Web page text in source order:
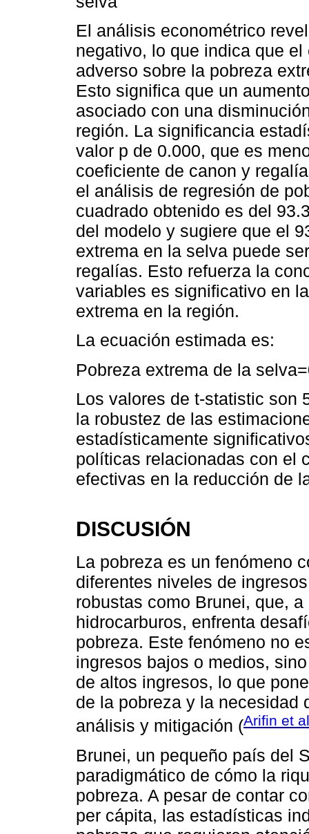
El análisis econométrico
negativo, lo que indica que
adverso sobre la pobreza
Esto significa que un
asociado con una
región. La significancia
valor p de 0.000, que es
coeficiente de canon y
el análisis de regresión de
cuadrado obtenido es del
del modelo y sugiere que el
extrema en la selva puede
regalías. Esto refuerza la
variables es significativo en
extrema en la región.
La ecuación estimada es:
Pobreza extrema de la
Los valores de t-statistic son
la robustez de las
estadísticamente
políticas relacionadas con el
efectivas en la reducción de
DISCUSIÓN
La pobreza es un fenómeno
diferentes niveles de
robustas como Brunei, que,
hidrocarburos, enfrenta
pobreza. Este fenómeno no
ingresos bajos o medios,
de altos ingresos, lo que
de la pobreza y la necesidad
análisis y mitigación (Arifin et
Brunei, un pequeño país del
paradigmático de cómo la
pobreza. A pesar de contar
per cápita, las estadísticas